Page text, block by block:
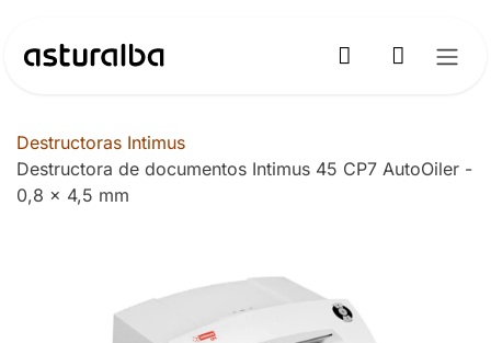
Destructoras Intimus
Destructora de documentos Intimus 45 CP7 AutoOiler -
0,8 x 4,5 mm